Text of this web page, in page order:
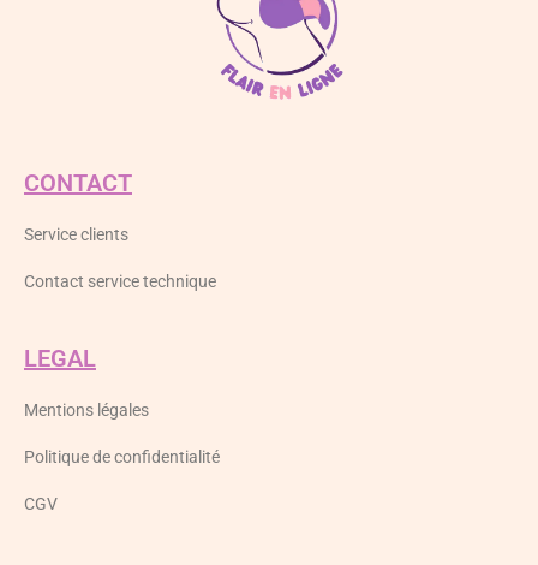
CONTACT
Service clients
Contact service technique
LEGAL
Mentions légales
Politique de confidentialité
CGV